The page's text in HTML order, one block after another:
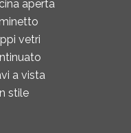
aperta
vetri
a vista
stile